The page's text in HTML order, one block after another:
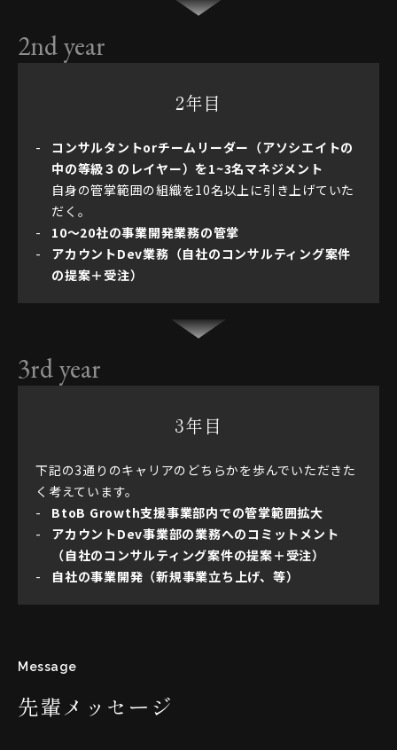
2nd year
2年目
コンサルタントorチームリーダー（アソシエイトの
中の等級３のレイヤー）を1~3名マネジメント
自身の管掌範囲の組織を10名以上に引き上げていた
だく。
10〜20社の事業開発業務の管掌
アカウントDev業務（自社のコンサルティング案件
の提案＋受注）
3rd year
3年目
下記の3通りのキャリアのどちらかを歩んでいただきた
く考えています。
BtoB Growth支援事業部内での管掌範囲拡大
アカウントDev事業部の業務へのコミットメント
（自社のコンサルティング案件の提案＋受注）
自社の事業開発（新規事業立ち上げ、等）
Message
先輩メッセージ